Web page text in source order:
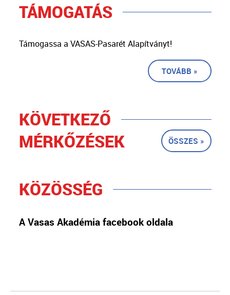
TÁMOGATÁS
Támogassa a VASAS-Pasarét Alapítványt!
TOVÁBB »
KÖVETKEZŐ
MÉRKŐZÉSEK
ÖSSZES »
KÖZÖSSÉG
A Vasas Akadémia facebook oldala